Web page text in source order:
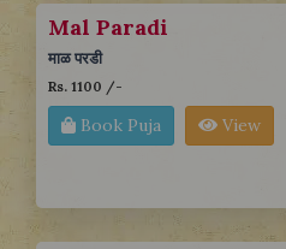
Mal Paradi
माळ परडी
Rs. 1100 /-
Book Puja View